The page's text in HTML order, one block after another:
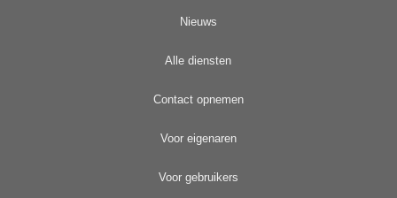
Nieuws
Alle diensten
Contact opnemen
Voor eigenaren
Voor gebruikers